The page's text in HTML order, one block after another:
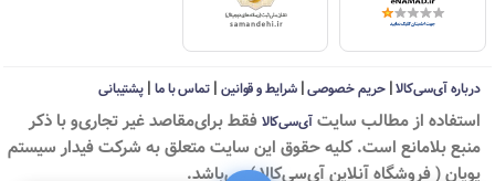
درباره آی‌سی‌کالا|حریم خصوصی|شرایط و قوانین | تماس با ما| پشتیبانی
استفاده از مطالب سايت آی‌سی‌کالا فقط برای‌مقاصد غیر تجاری‌و با ذکر
منبع بلامانع است. کليه حقوق اين سايت متعلق به شرکت فیدار سیستم
پویان ( فروشگاه آنلاین آی‌سی‌کالا ) می‌باشد.